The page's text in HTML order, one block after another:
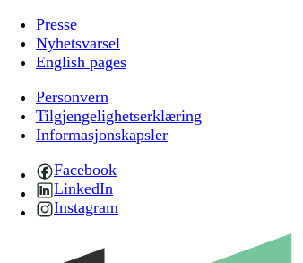
Presse
Nyhetsvarsel
English pages
Personvern
Tilgjengelighetserklæring
Informasjonskapsler
Facebook
LinkedIn
Instagram